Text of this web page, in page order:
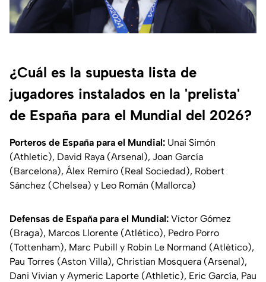
¿Cuál es la supuesta lista de
jugadores instalados en la 'prelista'
de España para el Mundial del 2026?
Porteros de España para el Mundial: Unai Simón
(Athletic), David Raya (Arsenal), Joan García
(Barcelona), Álex Remiro (Real Sociedad), Robert
Sánchez (Chelsea) y Leo Román (Mallorca)
Defensas de España para el Mundial: Víctor Gómez
(Braga), Marcos Llorente (Atlético), Pedro Porro
(Tottenham), Marc Pubill y Robin Le Normand (Atlético),
Pau Torres (Aston Villa), Christian Mosquera (Arsenal),
Dani Vivian y Aymeric Laporte (Athletic), Eric García, Pau